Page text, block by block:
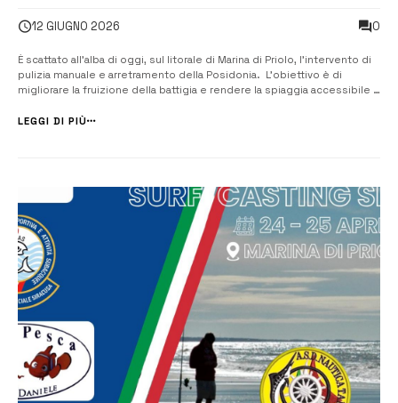
12 GIUGNO 2026 0
È scattato all’alba di oggi, sul litorale di Marina di Priolo, l’intervento di
pulizia manuale e arretramento della Posidonia. L’obiettivo è di
migliorare la fruizione della battigia e rendere la spiaggia accessibile a
programmato insieme a Legambient...
LEGGI DI PIÙ